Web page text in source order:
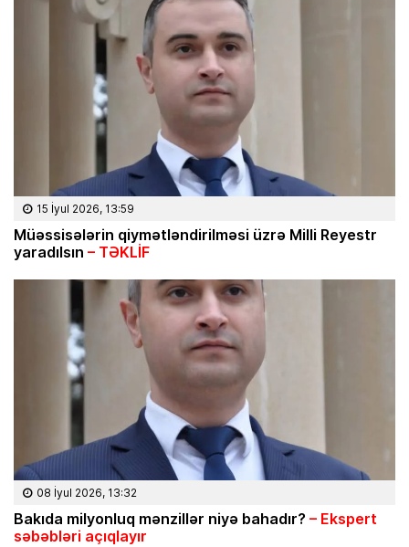
15 İyul 2026, 13:59
Müəssisələrin qiymətləndirilməsi üzrə Milli Reyestr
yaradılsın – TƏKLİF
08 İyul 2026, 13:32
Bakıda milyonluq mənzillər niyə bahadır? – Ekspert
səbəbləri açıqlayır